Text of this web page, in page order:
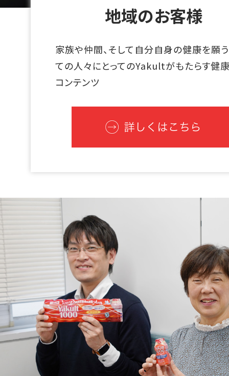
地域のお客様
家族や仲間、そして自分自身の健康を願
ての人々にとってのYakultがもたらす健
コンテンツ